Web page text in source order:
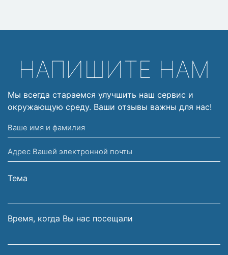
НАПИШИТЕ НАМ
Мы всегда стараемся улучшить наш сервис и
окружающую среду. Ваши отзывы важны для нас!
Ваше
имя
и
фамилия
Адрес
Вашей
электронной
Тема
Время, когда Вы нас посещали